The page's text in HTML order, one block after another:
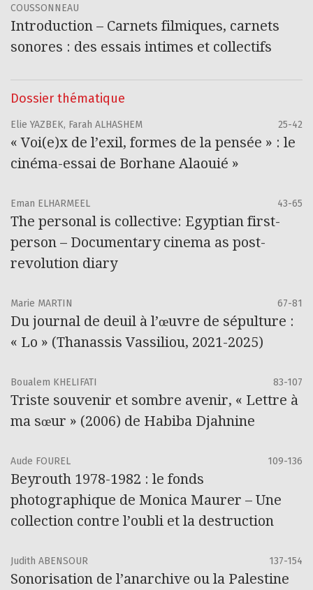
COUSSONNEAU
Introduction – Carnets filmiques, carnets
sonores : des essais intimes et collectifs
Dossier thématique
Elie YAZBEK, Farah ALHASHEM 25-42
« Voi(e)x de l’exil, formes de la pensée » : le
cinéma-essai de Borhane Alaouié »
Eman ELHARMEEL 43-65
The personal is collective: Egyptian first-
person – Documentary cinema as post-
revolution diary
Marie MARTIN 67-81
Du journal de deuil à l’œuvre de sépulture :
« Lo » (Thanassis Vassiliou, 2021-2025)
Boualem KHELIFATI 83-107
Triste souvenir et sombre avenir, « Lettre à
ma sœur » (2006) de Habiba Djahnine
Aude FOUREL 109-136
Beyrouth 1978-1982 : le fonds
photographique de Monica Maurer – Une
collection contre l’oubli et la destruction
Judith ABENSOUR 137-154
Sonorisation de l’anarchive ou la Palestine